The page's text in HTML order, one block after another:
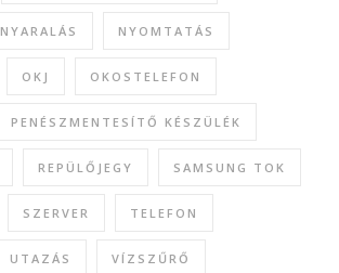
NYARALÁS NYOMTATÁS
OKJ OKOSTELEFON
PENÉSZMENTESÍTŐ KÉSZÜLÉK
REPÜLŐJEGY SAMSUNG TOK
SZERVER TELEFON
UTAZÁS VÍZSZŰRŐ